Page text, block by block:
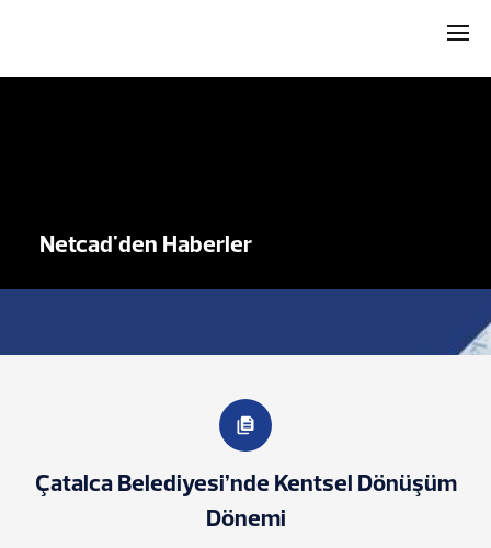
Netcad'den Haberler
Çatalca Belediyesi’nde Kentsel Dönüşüm
Dönemi